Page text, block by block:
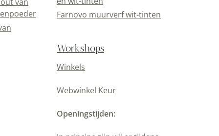
Farnovo muurverf wit-tinten
Workshops
Winkels
Webwinkel Keur
Openingstijden: